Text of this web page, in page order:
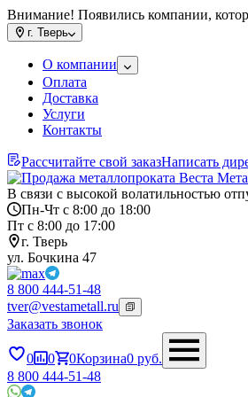
Внимание! Появились компании,
г. Тверь
О компании
Оплата
Доставка
Услуги
Контакты
Рассчитайте свой заказНаписать
В связи с высокой волатильностью
Пн-Чт с 8:00 до 18:00
Пт с 8:00 до 17:00
г. Тверь
ул. Бочкина 47
8 800 444-51-48
tver@vestametall.ru
Заказать звонок
0 0 0Корзина0 руб.
8 800 444-51-48